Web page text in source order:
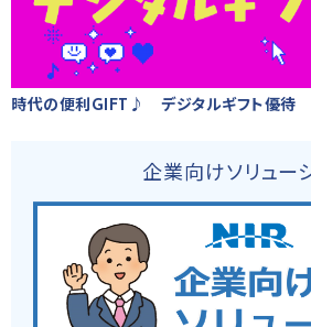
時代の便利GIFT♪ デジタルギフト優待
企業向けソリュー